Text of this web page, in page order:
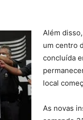
Além
um centro
concluída
local
As novas